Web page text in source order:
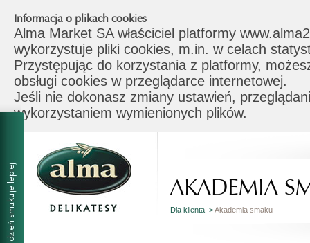
Informacja o plikach cookies
Alma Market SA właściciel platformy
wykorzystuje pliki cookies, m.in. w celach
Przystępując do korzystania z platformy,
obsługi cookies w przeglądarce internetowej.
Jeśli nie dokonasz zmiany ustawień,
wykorzystaniem wymienionych plików.
AKADEMIA
Dla klienta >Akademia smaku